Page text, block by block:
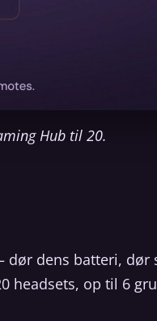
Hub til 20.
dens batteri, dør
headsets, op til 6